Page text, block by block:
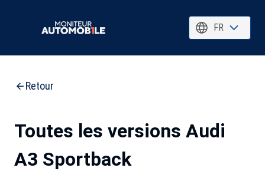
FR
Retour
Toutes les versions Audi
A3 Sportback